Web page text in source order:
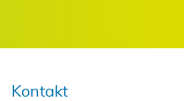
Kontakt